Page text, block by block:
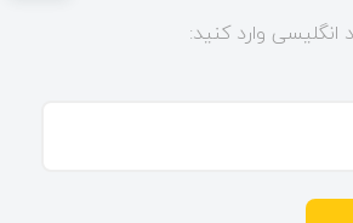
انگلیسی وارد کنید: